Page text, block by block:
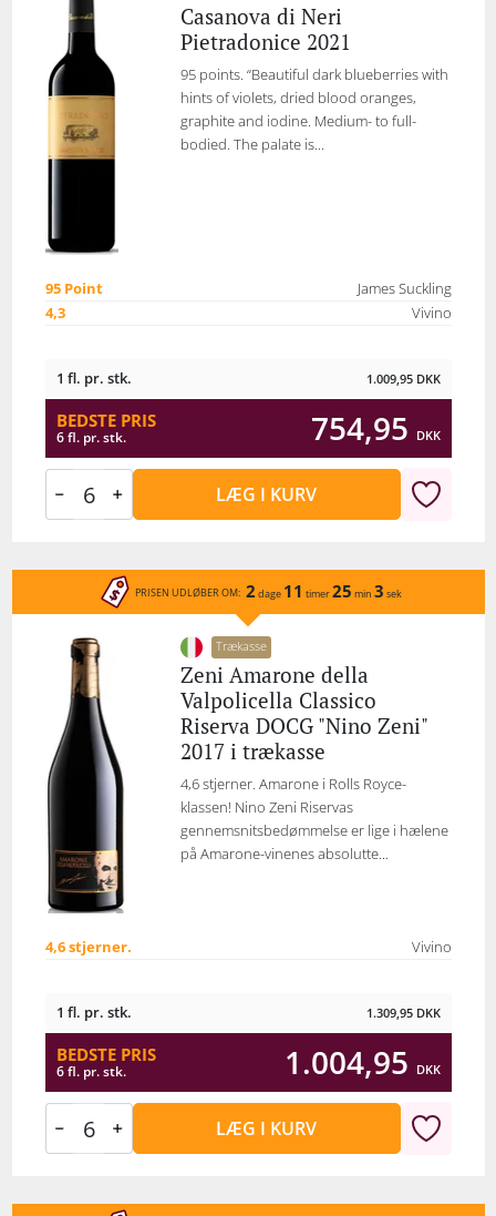
Casanova di Neri
Pietradonice 2021
95 points. “Beautiful dark blueberries with
hints of violets, dried blood oranges,
graphite and iodine. Medium- to full-
bodied. The palate is...
95 Point
James Suckling
4,3
Vivino
1 fl. pr. stk. 1.009,95 DKK
BEDSTE PRIS
6 fl. pr. stk. 754,95 DKK
LÆG I KURV
PRISEN UDLØBER OM: 2 dage 11 timer25 min 3 sek
Trækasse
Zeni Amarone della
Valpolicella Classico
Riserva DOCG "Nino Zeni"
2017 i trækasse
4,6 stjerner. Amarone i Rolls Royce-
klassen! Nino Zeni Riservas
gennemsnitsbedømmelse er lige i hælene
på Amarone-vinenes absolutte...
4,6 stjerner. Vivino
1 fl. pr. stk. 1.309,95 DKK
BEDSTE PRIS
6 fl. pr. stk. 1.004,95 DKK
LÆG I KURV